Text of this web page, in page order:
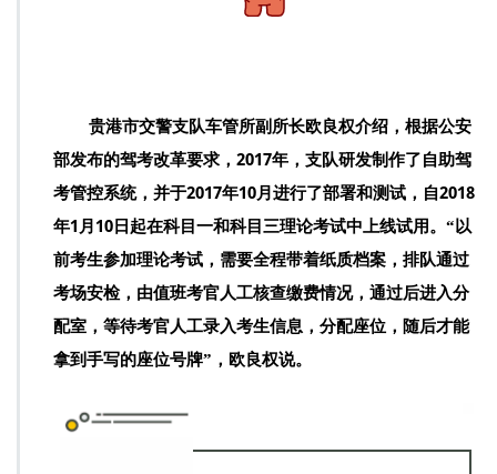
贵港市交警支队车管所副所长欧良权介绍，根据公安
部发布的驾考改革要求， 2017年，支队研发制作了自助驾
考管控系统，并于2017年10月进行了部署和测试，自2018
年1月10日起在科目一和科目三理论考试中上线试用。 “以
前考生参加理论考试，需要全程带着纸质档案，排队通过
考场安检，由值班考官人工核查缴费情况，通过后进入分
配室，等待考官人工录入考生信息，分配座位，随后才能
拿到手写的座位号牌”，欧良权说。